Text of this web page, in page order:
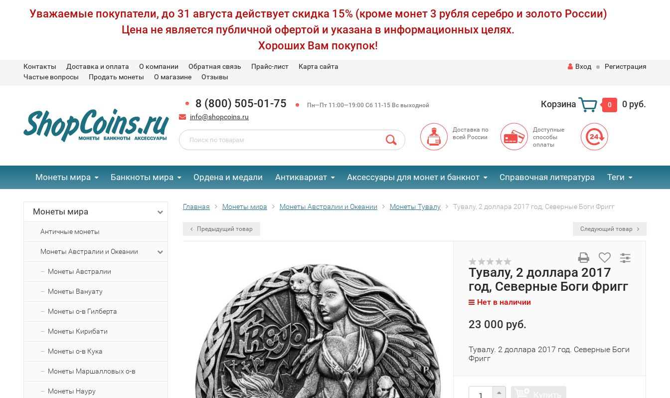
Уважаемые покупатели, до 31 августа действует скидка 15% (кроме монет 3 рубля серебро и золото России)
Цена не является публичной офертой и указана в информационных целях.
Хороших Вам покупок!
Контакты Доставка и оплата О компании Обратная связь Прайс-лист
Карта сайта
Частые вопросы
Продать монеты О магазине Отзывы
Вход Регистрация
8 (800) 505-01-75 Пн—Пт 11:00—19:00 Сб 11-15 Вс выходной
info@shopcoins.ru
Корзина 0 0 руб.
Доставка по
всей России
Доступные
способы
оплаты
Монеты мира Банкноты мира Ордена и медали Антиквариат Аксессуары для монет и банкнот Справочная литература Теги
Монеты мира
Античные монеты
Монеты Австралии и Океании
Монеты Австралии
Монеты Вануату
Монеты о-в Гилберта
Монеты Кирибати
Монеты о-в Кука
Монеты Маршалловых о-в
Монеты Науру
Главная Монеты мира Монеты Австралии и Океании Монеты Тувалу Тувалу, 2 доллара 2017 год, Северные Боги Фригг
Предыдущий товар Следующий товар
Тувалу, 2 доллара 2017
год, Северные Боги Фригг
Нет в наличии
23 000 руб.
Тувалу. 2 доллара 2017 год. Северные Боги
Фригг